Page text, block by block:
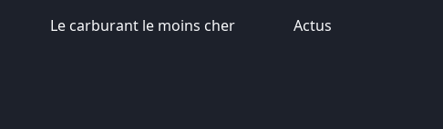
Le carburant le moins cher Actus